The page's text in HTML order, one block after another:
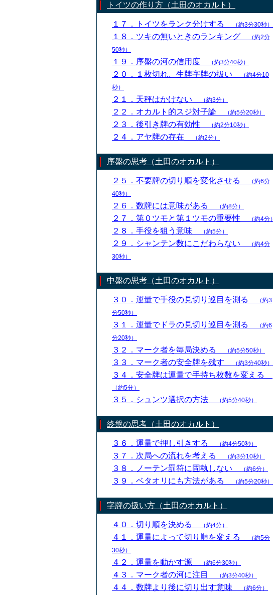
トイツの作り方（土田のオカルト）
１７．トイツをランク分けする （約3分30秒）
１８．ツキの無いときのランキング
（約2分
50秒）
１９．序盤の河の信用度 （約3分40秒）
２０．１枚切れ、生牌字牌の扱い
（約4分10
秒）
２１．天秤はかけない （約3分）
２２．オカルト的スジ対子論 （約5分20秒）
２３．後引き牌の有効性 （約2分10秒）
２４．アヤ牌の存在 （約2分）
序盤の思考（土田のオカルト）
２５．不要牌の切り順を変化させる
（約6分
40秒）
２６．数牌には意味がある （約8分）
２７．第０ツモと第１ツモの重要性 （約4分）
２８．手役を狙う意味 （約5分）
２９．シャンテン数にこだわらない
（約4分
30秒）
中盤の思考（土田のオカルト）
３０．運量で手役の見切り巡目を測る
（約3
分50秒）
３１．運量でドラの見切り巡目を測る
（約6
分20秒）
３２．マーク者を毎局決める （約5分50秒）
３３．マーク者の安全牌を残す （約3分40秒）
３４．安全牌は運量で手持ち枚数を変える
（約5分）
３５．シュンツ選択の方法 （約5分40秒）
終盤の思考（土田のオカルト）
３６．運量で押し引きする （約4分50秒）
３７．次局への流れを考える （約3分10秒）
３８．ノーテン罰符に固執しない （約6分）
３９．ベタオリにも方法がある （約5分20秒）
字牌の扱い方（土田のオカルト）
４０．切り順を決める （約4分）
４１．運量によって切り順を変える
（約5分
30秒）
４２．運量を動かす源 （約6分30秒）
４３．マーク者の河に注目 （約3分40秒）
４４．数牌より後に切り出す意味 （約6分）